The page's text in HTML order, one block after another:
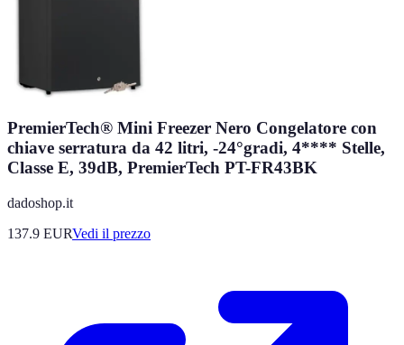
PremierTech® Mini Freezer Nero Congelatore con
chiave serratura da 42 litri, -24°gradi, 4**** Stelle,
Classe E, 39dB, PremierTech PT-FR43BK
dadoshop.it
137.9 EURVedi il prezzo